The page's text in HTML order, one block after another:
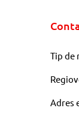
Tip de
Adres